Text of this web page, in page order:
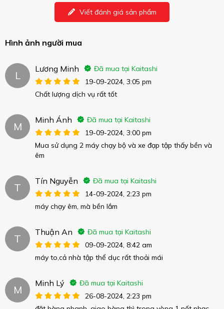
Viết đánh giá sản phẩm
Hình ảnh người mua
L
Lương Minh
Đã mua tại Kaitashi
19-09-2024, 3:05 pm
Chất lượng dịch vụ rất tốt
M
Minh Ánh
Đã mua tại Kaitashi
19-09-2024, 3:00 pm
Mua sử dụng 2 máy chạy bộ và xe đạp tập thấy bền và
êm
T
Tín Nguyễn
Đã mua tại Kaitashi
14-09-2024, 2:23 pm
máy chạy êm, mà bền lắm
T
Thuận An
Đã mua tại Kaitashi
09-09-2024, 8:42 am
máy to,cả nhà tập thể dục rất thoải mái
M
Minh Lý
Đã mua tại Kaitashi
26-08-2024, 2:23 pm